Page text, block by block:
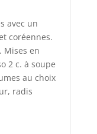
avec un
coréennes.
Mises en
2 c. à soupe
au choix
radis